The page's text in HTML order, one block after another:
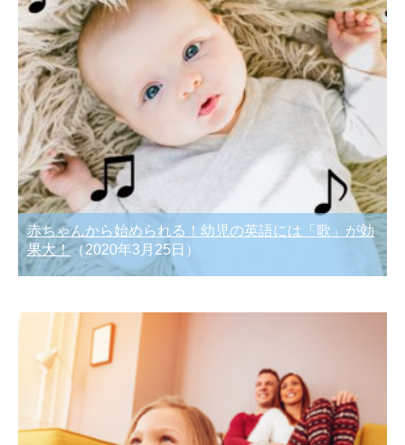
赤ちゃんから始められる！幼児の英語には「歌」が効
果大！（2020年3月25日）